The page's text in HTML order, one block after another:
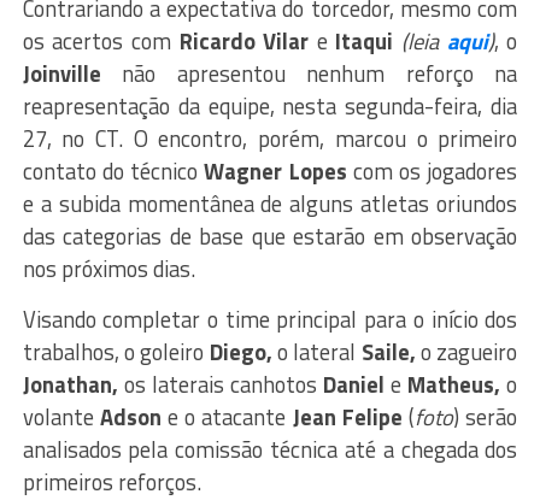
Contrariando a expectativa do torcedor, mesmo com
os acertos com Ricardo Vilar e Itaqui (leia aqui), o
Joinville não apresentou nenhum reforço na
reapresentação da equipe, nesta segunda-feira, dia
27, no CT. O encontro, porém, marcou o primeiro
contato do técnicoWagner Lopes com os jogadores
e a subida momentânea de alguns atletas oriundos
das categorias de base que estarão em observação
nos próximos dias.
Visando completar o time principal para o início dos
trabalhos, o goleiro Diego,o lateral Saile,o zagueiro
Jonathan, os laterais canhotos Daniel e Matheus, o
volante Adson e o atacante Jean Felipe (foto) serão
analisados pela comissão técnica até a chegada dos
primeiros reforços.